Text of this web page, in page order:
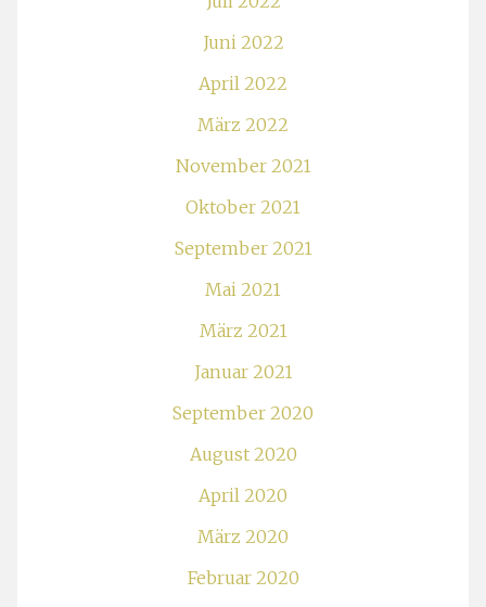
Juni 2022
April 2022
März 2022
November 2021
Oktober 2021
September 2021
Mai 2021
März 2021
Januar 2021
September 2020
August 2020
April 2020
März 2020
Februar 2020